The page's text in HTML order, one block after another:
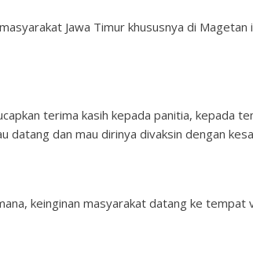
Jawa Timur khususnya di
terima kasih kepada panitia, kepada
datang dan mau dirinya divaksin dengan
keinginan masyarakat datang ke tempat